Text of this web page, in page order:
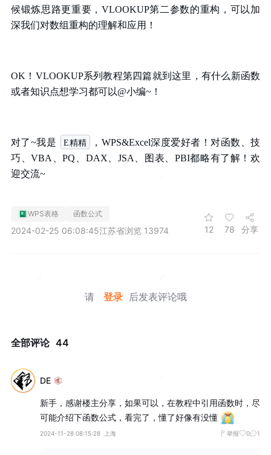
候锻炼思路更重要，VLOOKUP第二参数的重构，可以加
深我们对数组重构的理解和应用！
OK！VLOOKUP系列教程第四篇就到这里，有什么新函数
或者知识点想学习都可以@小编~！
对了~我是 E精精
，WPS&Excel深度爱好者！对函数、技
巧、VBA、PQ、DAX、JSA、图表、PBI都略有了解！欢
迎交流~
WPS表格 函数公式
2024-02-25 06:08:45江苏省浏览 13974 12 78 分享
请 登录 后发表评论哦
全部评论 44
DE
新手，感谢楼主分享，如果可以，在教程中引用函数时，尽
可能介绍下函数公式，看完了，懂了好像有没懂
2024-11-28 08:15:28 上海 举报 0 1